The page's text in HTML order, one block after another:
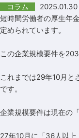
コラム
2025.01.30
短時間労働者の厚生年
定められています。
この企業規模要件を
これまでは29年10月と
です。
企業規模要件は現在の
27年10月に「36人以上